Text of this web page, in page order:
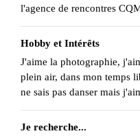
l'agence de rencontres
Hobby et Intérêts
J'aime la photographie,
plein air, dans mon temps
ne sais pas danser mais
Je recherche...